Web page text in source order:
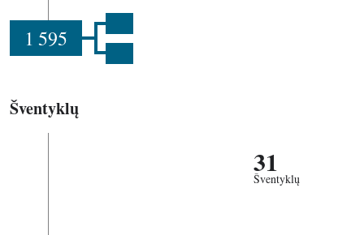
1 595
Šventyklų
31
Šventyklų